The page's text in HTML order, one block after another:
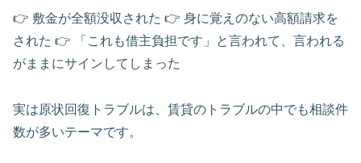
👉 敷金が全額没収された 👉 身に覚えのない高額請求を
された 👉 「これも借主負担です」と言われて、言われる
がままにサインしてしまった
実は原状回復トラブルは、賃貸のトラブルの中でも相談件
数が多いテーマです。